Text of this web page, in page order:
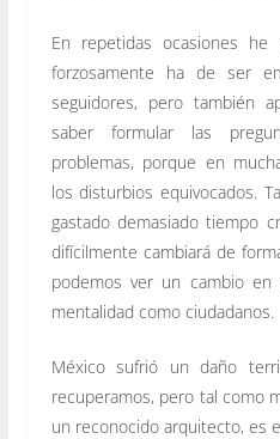
En repetidas ocasiones
forzosamente ha de ser
seguidores, pero también
saber formular las
problemas, porque en
los disturbios equivocados.
gastado demasiado tiempo
difícilmente cambiará de
podemos ver un cambio
mentalidad como ciudadanos.
México sufrió un daño
recuperamos, pero tal como
un reconocido arquitecto, es